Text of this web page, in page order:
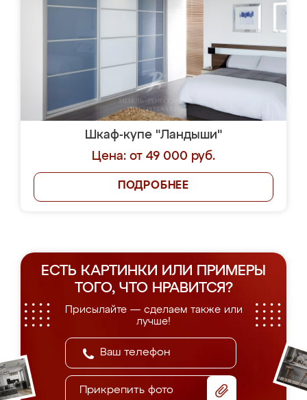
Шкаф-купе "Ландыши"
Цена: от 49 000 руб.
ПОДРОБНЕЕ
ЕСТЬ КАРТИНКИ ИЛИ ПРИМЕРЫ
ТОГО, ЧТО НРАВИТСЯ?
Присылайте — сделаем также или
лучше!
Прикрепить фото